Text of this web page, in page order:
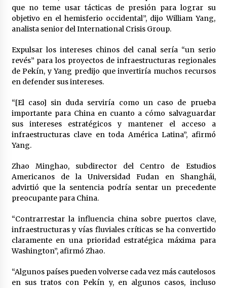
El resurgimiento del socialismo
2 días atrás
que no teme usar tácticas de presión para lograr su
objetivo en el hemisferio occidental”, dijo William Yang,
analista senior del International Crisis Group.
Expulsar los intereses chinos del canal sería “un serio
revés” para los proyectos de infraestructuras regionales
de Pekín, y Yang predijo que invertiría muchos recursos
en defender sus intereses.
“[El caso] sin duda serviría como un caso de prueba
importante para China en cuanto a cómo salvaguardar
sus intereses estratégicos y mantener el acceso a
infraestructuras clave en toda América Latina”, afirmó
Yang.
Zhao Minghao, subdirector del Centro de Estudios
Americanos de la Universidad Fudan en Shanghái,
advirtió que la sentencia podría sentar un precedente
preocupante para China.
“Contrarrestar la influencia china sobre puertos clave,
infraestructuras y vías fluviales críticas se ha convertido
claramente en una prioridad estratégica máxima para
Washington”, afirmó Zhao.
“Algunos países pueden volverse cada vez más cautelosos
en sus tratos con Pekín y, en algunos casos, incluso